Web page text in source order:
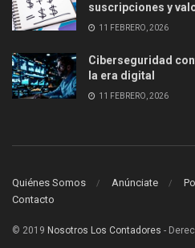
suscripciones y
11 FEBRERO, 2026
Ciberseguridad
la era digital
11 FEBRERO, 2026
Quiénes Somos Anúnciate
Contacto
© 2019 Nosotros Los Contadores -